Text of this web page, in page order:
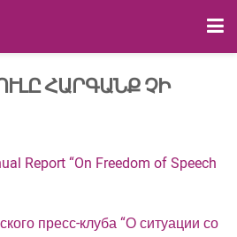
ՀԱՐԳԱՆՔ ՉԻ
Report “On Freedom of Speech
пресс-клуба “О ситуации со